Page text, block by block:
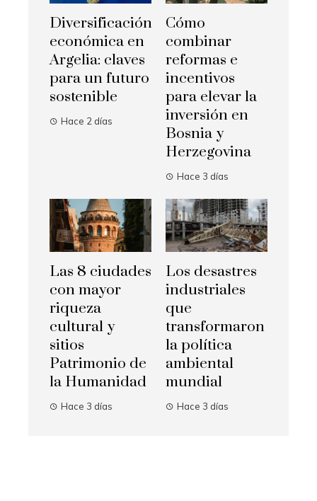
Diversificación
económica en
Argelia: claves
para un futuro
sostenible
Hace 2 días
Cómo
combinar
reformas e
incentivos
para elevar la
inversión en
Bosnia y
Herzegovina
Hace 3 días
Las 8 ciudades
con mayor
riqueza
cultural y
sitios
Patrimonio de
la Humanidad
Hace 3 días
Los desastres
industriales
que
transformaron
la política
ambiental
mundial
Hace 3 días